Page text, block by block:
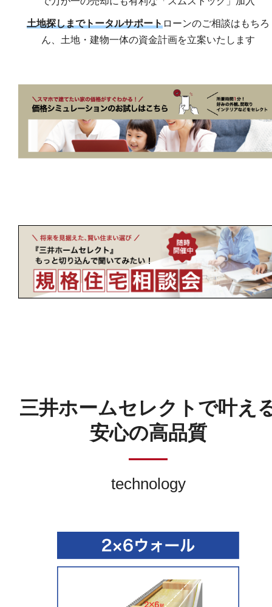
土地探しまでトータルサポートローンのご相談はもちろ
ん、土地・建物一体の資金計画を立案いたします
三井ホームセレクトで叶え
安心の高品質
――
technology